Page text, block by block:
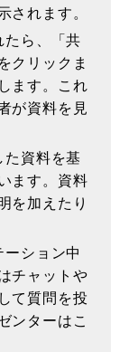
されます。
たら、「共
クリックま
ます。これ
が資料を見
た資料を基
ます。資料
を加えたり
ション中
チャットや
て質問を投
ンターはこ